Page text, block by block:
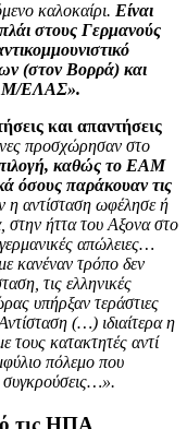
καλοκαίρι. Είναι
στους Γερμανούς
(στον Βορρά) και
ΕΛΑΣ».
και απαντήσεις
προσχώρησαν στο
καθώς το ΕΑΜ
όσους παράκουαν τις
η αντίσταση ωφέλησε ή
στην ήττα του Αξονα στο
απώλειες…
κανέναν τρόπο δεν
τις ελληνικές
υπήρξαν τεράστιες
(…) ιδιαίτερα η
τους κατακτητές αντί
πόλεμο που
συγκρούσεις…».
τις ΗΠΑ